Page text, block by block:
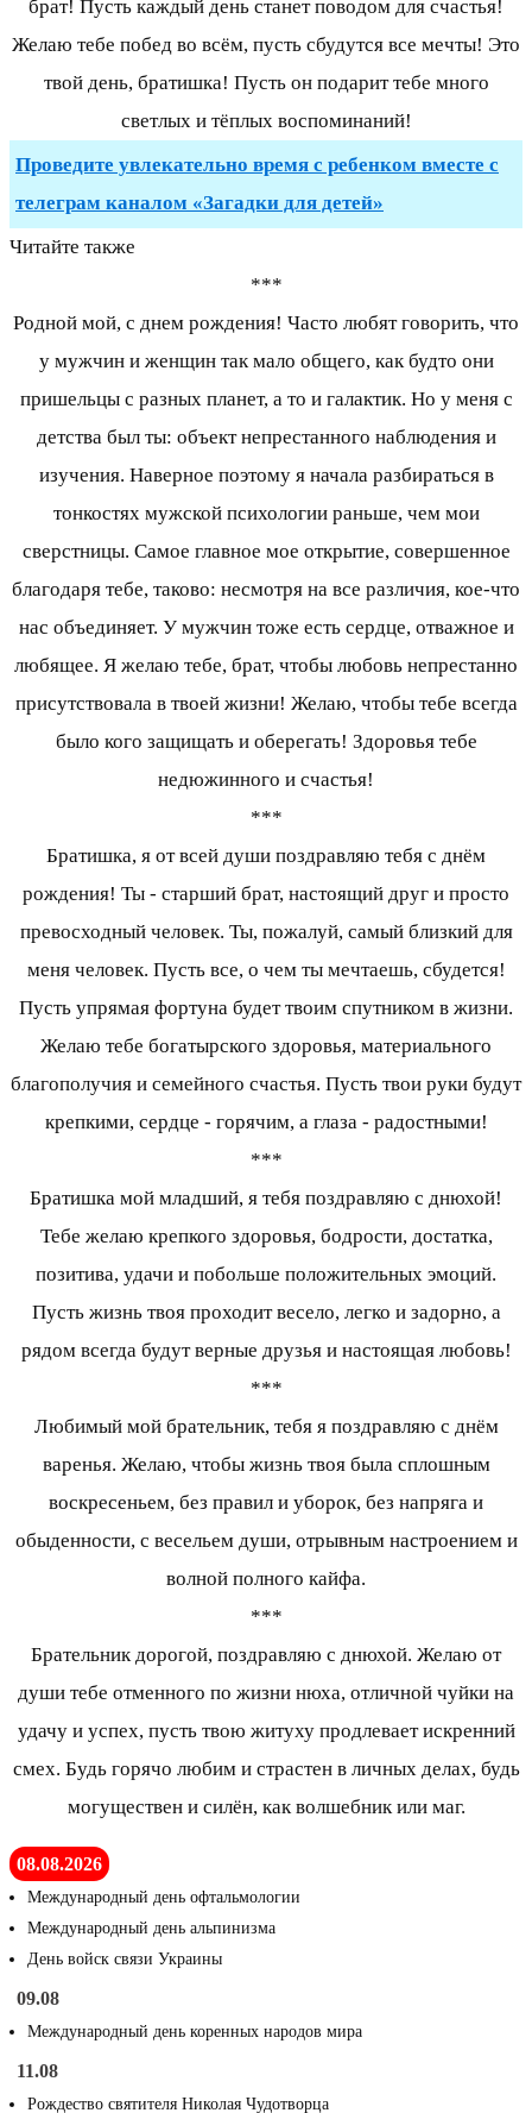
брат! Пусть каждый день станет поводом для счастья!
Желаю тебе побед во всём, пусть сбудутся все мечты! Это
твой день, братишка! Пусть он подарит тебе много
светлых и тёплых воспоминаний!
Проведите увлекательно время с ребенком вместе с
телеграм каналом «Загадки для детей»
Читайте также
***
Родной мой, с днем рождения! Часто любят говорить, что
у мужчин и женщин так мало общего, как будто они
пришельцы с разных планет, а то и галактик. Но у меня с
детства был ты: объект непрестанного наблюдения и
изучения. Наверное поэтому я начала разбираться в
тонкостях мужской психологии раньше, чем мои
сверстницы. Самое главное мое открытие, совершенное
благодаря тебе, таково: несмотря на все различия, кое-что
нас объединяет. У мужчин тоже есть сердце, отважное и
любящее. Я желаю тебе, брат, чтобы любовь непрестанно
присутствовала в твоей жизни! Желаю, чтобы тебе всегда
было кого защищать и оберегать! Здоровья тебе
недюжинного и счастья!
***
Братишка, я от всей души поздравляю тебя с днём
рождения! Ты - старший брат, настоящий друг и просто
превосходный человек. Ты, пожалуй, самый близкий для
меня человек. Пусть все, о чем ты мечтаешь, сбудется!
Пусть упрямая фортуна будет твоим спутником в жизни.
Желаю тебе богатырского здоровья, материального
благополучия и семейного счастья. Пусть твои руки будут
крепкими, сердце - горячим, а глаза - радостными!
***
Братишка мой младший, я тебя поздравляю с днюхой!
Тебе желаю крепкого здоровья, бодрости, достатка,
позитива, удачи и побольше положительных эмоций.
Пусть жизнь твоя проходит весело, легко и задорно, а
рядом всегда будут верные друзья и настоящая любовь!
***
Любимый мой брательник, тебя я поздравляю с днём
варенья. Желаю, чтобы жизнь твоя была сплошным
воскресеньем, без правил и уборок, без напряга и
обыденности, с весельем души, отрывным настроением и
волной полного кайфа.
***
Брательник дорогой, поздравляю с днюхой. Желаю от
души тебе отменного по жизни нюха, отличной чуйки на
удачу и успех, пусть твою житуху продлевает искренний
смех. Будь горячо любим и страстен в личных делах, будь
могуществен и силён, как волшебник или маг.
08.08.2026
Международный день офтальмологии
Международный день альпинизма
День войск связи Украины
09.08
Международный день коренных народов мира
11.08
Рождество святителя Николая Чудотворца